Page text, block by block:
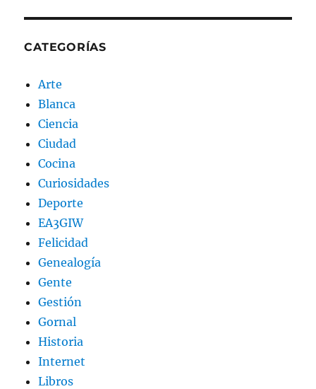
CATEGORÍAS
Arte
Blanca
Ciencia
Ciudad
Cocina
Curiosidades
Deporte
EA3GIW
Felicidad
Genealogía
Gente
Gestión
Gornal
Historia
Internet
Libros